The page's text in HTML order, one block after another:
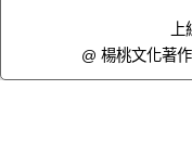
@ 楊桃文化著